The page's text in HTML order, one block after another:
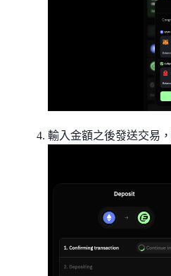
輸入金額之後發送交易